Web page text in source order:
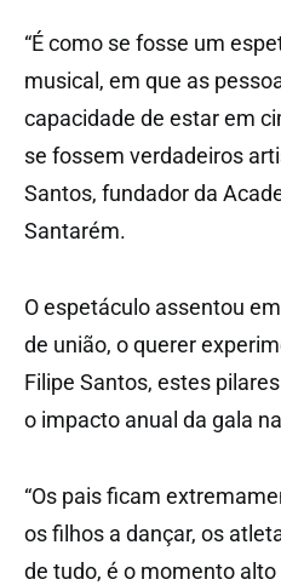
“É como se fosse um
musical, em que as
capacidade de estar em
se fossem verdadeiros
Santos, fundador da
Santarém.
O espetáculo assentou
de união, o querer
Filipe Santos, estes
o impacto anual da gala
“Os pais ficam
os filhos a dançar, os
de tudo, é o momento